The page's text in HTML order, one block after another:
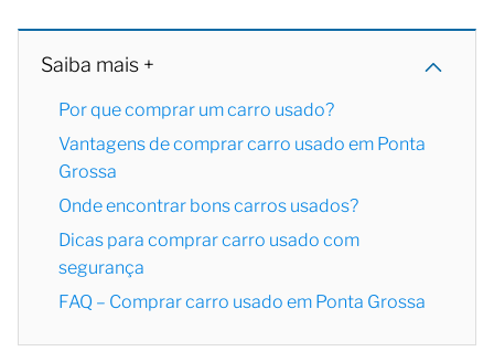
Saiba mais +
Por que comprar um carro usado?
Vantagens de comprar carro usado em Ponta
Grossa
Onde encontrar bons carros usados?
Dicas para comprar carro usado com
segurança
FAQ – Comprar carro usado em Ponta Grossa